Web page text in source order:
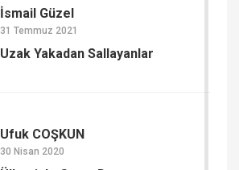
İsmail Güzel
31 Temmuz 2021
Uzak Yakadan Sallayanlar
Ufuk COŞKUN
30 Nisan 2020